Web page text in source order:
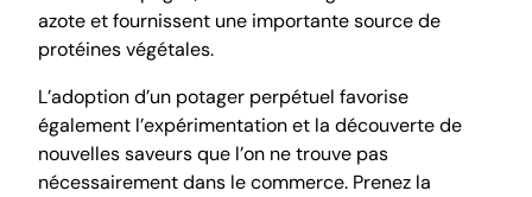
azote et fournissent une importante source de
protéines végétales.
L’adoption d’un potager perpétuel favorise
également l’expérimentation et la découverte de
nouvelles saveurs que l’on ne trouve pas
nécessairement dans le commerce. Prenez la